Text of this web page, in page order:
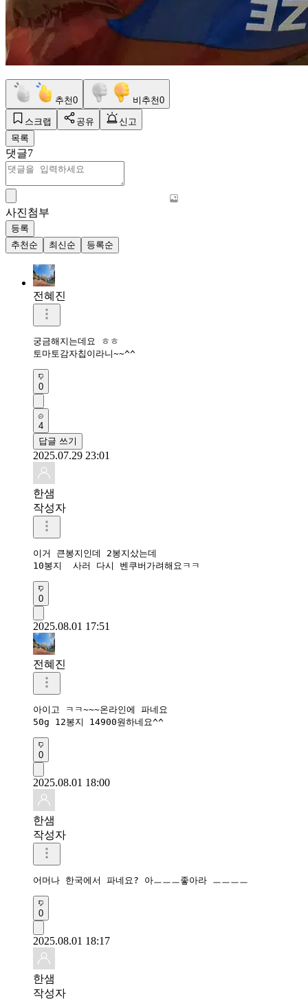
추천0 비추천0
스크랩 공유
신고
목록
댓글7
사진첨부
등록
추천순
최신순 등록순
전혜진
궁금해지는데요 ㅎㅎ
토마토감자칩이라니~~^^
0
4
답글 쓰기
2025.07.29 23:01
한샘
작성자
이거 큰봉지인데 2봉지샀는데
10봉지  사러 다시 벤쿠버가려해요ㅋㅋ
0
2025.08.01 17:51
전혜진
아이고 ㅋㅋ~~~온라인에 파네요
50g 12봉지 14900원하네요^^
0
2025.08.01 18:00
한샘
작성자
어머나 한국에서 파네요? 아ㅡㅡㅡ좋아라 ㅡㅡㅡㅡ
0
2025.08.01 18:17
한샘
작성자